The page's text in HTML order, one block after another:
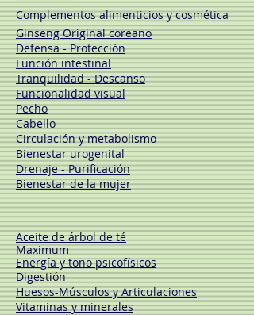
Complementos alimenticios y cosmética
Ginseng Original coreano
Defensa - Protección
Función intestinal
Tranquilidad - Descanso
Funcionalidad visual
Pecho
Cabello
Circulación y metabolismo
Bienestar urogenital
Drenaje - Purificación
Bienestar de la mujer
Aceite de árbol de té
Maximum
Energía y tono psicofísicos
Digestión
Huesos-Músculos yArticulaciones
Vitaminas y minerales